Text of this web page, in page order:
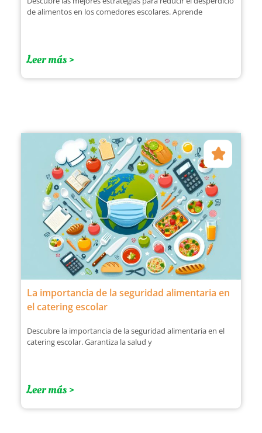
de alimentos en los comedores escolares. Aprende
Leer más >
La importancia de la seguridad alimentaria en
el catering escolar
Descubre la importancia de la seguridad alimentaria en el
catering escolar. Garantiza la salud y
Leer más >